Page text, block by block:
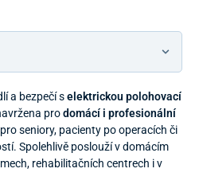
a bezpečí selektrickou polohovací
prodomácí i profesionální
seniory, pacienty po operacích či
Spolehlivě poslouží v domácím
rehabilitačních centrech i v